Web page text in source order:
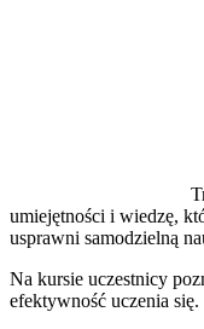
umiejętności i wiedzę,
usprawni samodzielną
Na kursie uczestnicy
efektywność uczenia